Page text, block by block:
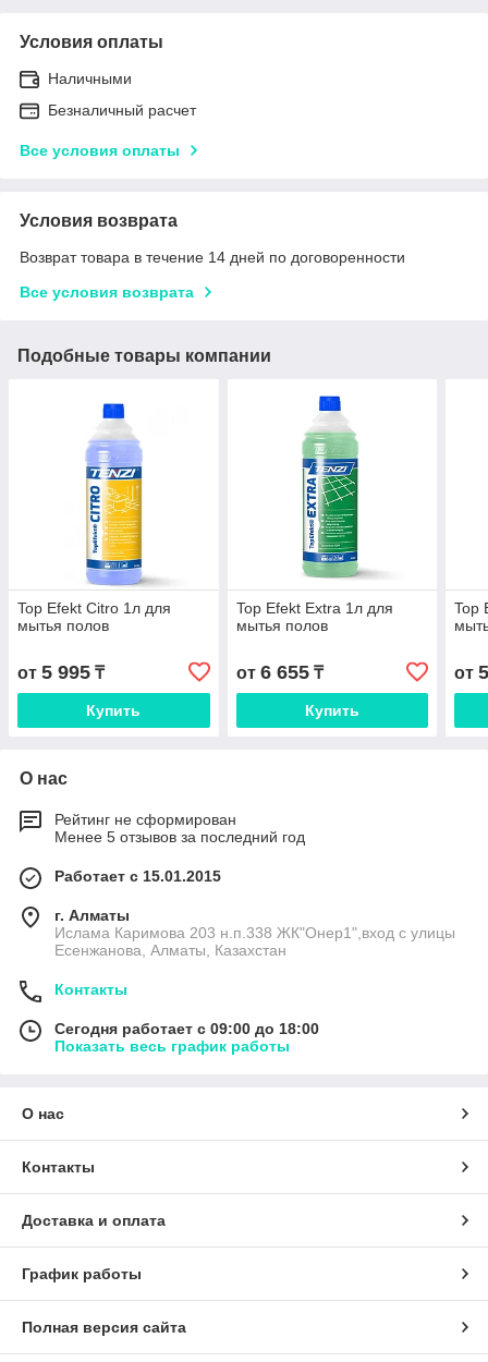
Условия оплаты
Наличными
Безналичный расчет
Все условия оплаты
Условия возврата
Возврат товара в течение 14 дней по договоренности
Все условия возврата
Подобные товары компании
Top Efekt Citro 1л для
мытья полов
от 5 995 ₸
Купить
Top Efekt Extra 1л для
мытья полов
от 6 655₸
Купить
Top
от
О нас
Рейтинг не сформирован
Менее 5 отзывов за последний год
Работает с 15.01.2015
г. Алматы
Ислама Каримова 203 н.п.338 ЖК"Онер1",вход с улицы
Есенжанова, Алматы, Казахстан
Контакты
Сегодня работает с 09:00 до 18:00
Показать весь график работы
О нас
Контакты
Доставка и оплата
График работы
Полная версия сайта